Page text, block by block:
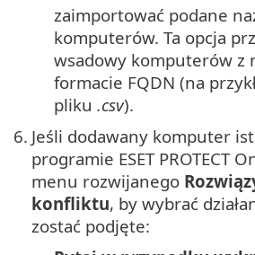
zaimportować podane
komputerów. Ta opcja
wsadowy komputerów z
formacie FQDN (na
pliku .csv).
6. Jeśli dodawany komputer
programie ESET PROTECT
menu rozwijanego
konfliktu, by wybrać
zostać podjęte: